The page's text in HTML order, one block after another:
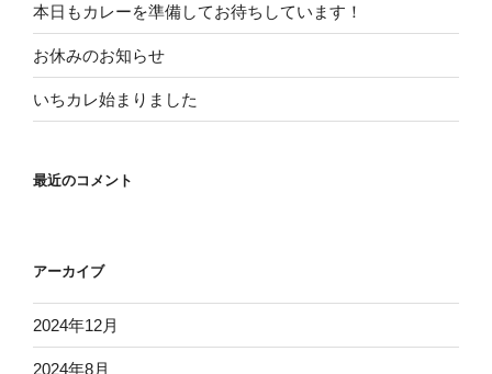
本日もカレーを準備してお待ちしています！
お休みのお知らせ
いちカレ始まりました
最近のコメント
アーカイブ
2024年12月
2024年8月